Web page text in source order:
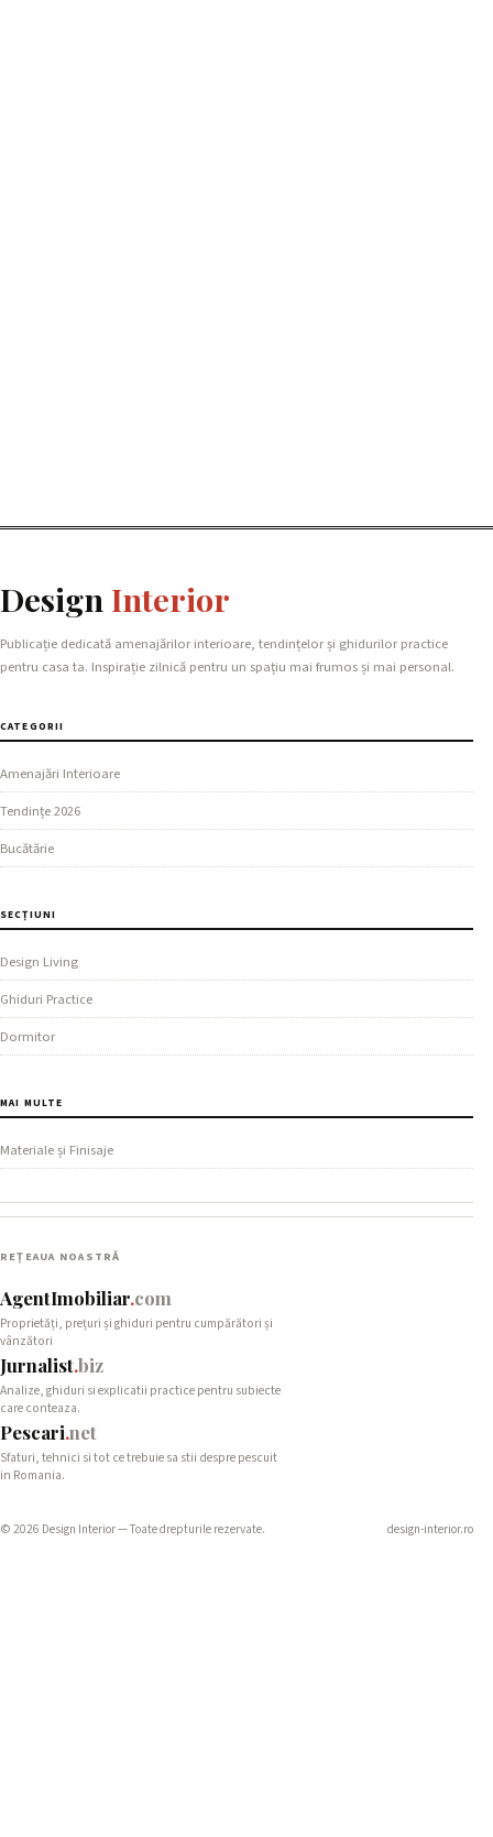
Design Interior
Publicație dedicată amenajărilor interioare, tendințelor și ghidurilor practice
pentru casa ta. Inspirație zilnică pentru un spațiu mai frumos și mai personal.
CATEGORII
Amenajări Interioare
Tendințe 2026
Bucătărie
SECȚIUNI
Design Living
Ghiduri Practice
Dormitor
MAI MULTE
Materiale și Finisaje
REȚEAUA NOASTRĂ
AgentImobiliar.com
Proprietăți, prețuri și ghiduri pentru cumpărători și
vânzători
Jurnalist.biz
Analize, ghiduri si explicatii practice pentru subiecte
care conteaza.
Pescari.net
Sfaturi, tehnici si tot ce trebuie sa stii despre pescuit
in Romania.
© 2026 Design Interior — Toate drepturile rezervate. design-interior.ro